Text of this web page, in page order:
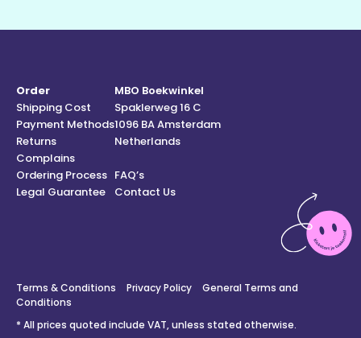
Order
Shipping Cost
Payment Methods
Returns
Complains
Ordering Process
Legal Guarantee
MBO Boekwinkel
Spaklerweg 16 C
1096 BA Amsterdam
Netherlands
FAQ’s
Contact Us
Terms & Conditions Privacy Policy
General Terms and
Conditions
* All prices quoted include VAT, unless stated otherwise.